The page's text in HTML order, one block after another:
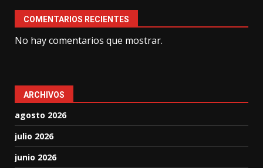
COMENTARIOS RECIENTES
No hay comentarios que mostrar.
ARCHIVOS
agosto 2026
julio 2026
junio 2026